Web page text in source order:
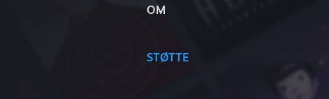
OM
STØTTE